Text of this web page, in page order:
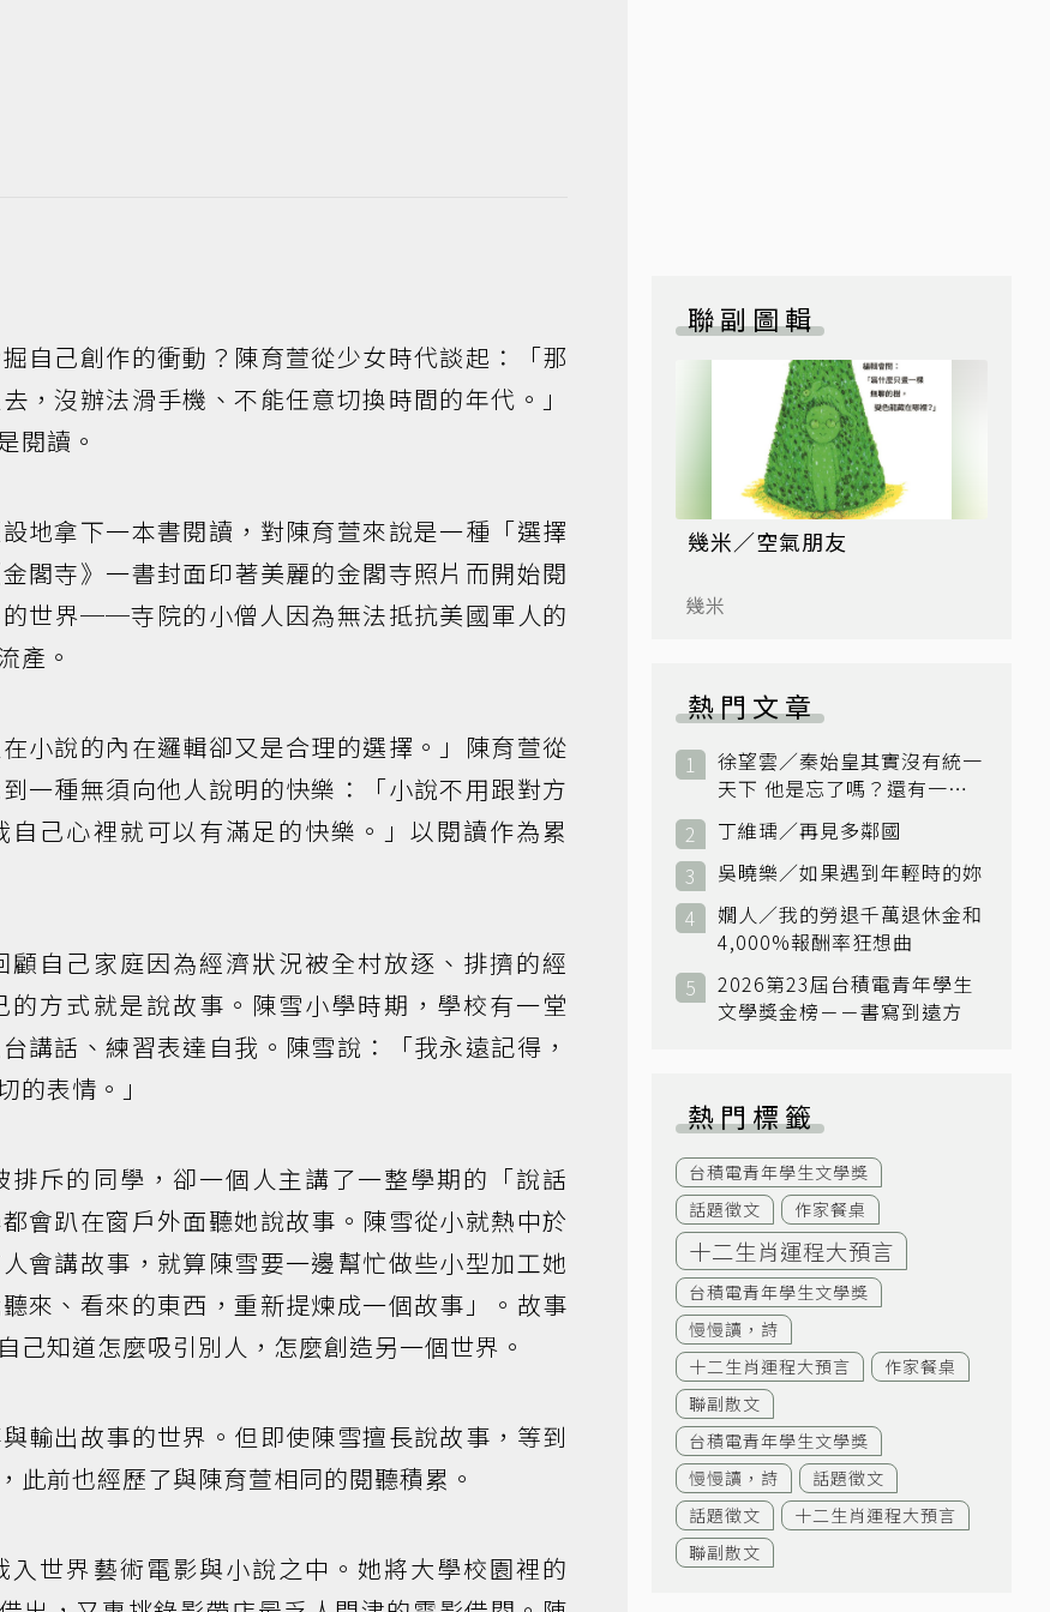
自己創作的衝動？陳育萱從少女時代談起：「那
，沒辦法滑手機、不能任意切換時間的年代。」
閱讀。
地拿下一本書閱讀，對陳育萱來說是一種「選擇
閣寺》一書封面印著美麗的金閣寺照片而開始閱
世界──寺院的小僧人因為無法抵抗美國軍人的
產。
小說的內在邏輯卻又是合理的選擇。」陳育萱從
一種無須向他人說明的快樂：「小說不用跟對方
己心裡就可以有滿足的快樂。」以閱讀作為累
自己家庭因為經濟狀況被全村放逐、排擠的經
方式就是說故事。陳雪小學時期，學校有一堂
講話、練習表達自我。陳雪說：「我永遠記得，
的表情。」
斥的同學，卻一個人主講了一整學期的「說話
會趴在窗戶外面聽她說故事。陳雪從小就熱中於
會講故事，就算陳雪要一邊幫忙做些小型加工她
來、看來的東西，重新提煉成一個故事」。故事
己知道怎麼吸引別人，怎麼創造另一個世界。
輸出故事的世界。但即使陳雪擅長說故事，等到
此前也經歷了與陳育萱相同的閱聽積累。
世界藝術電影與小說之中。她將大學校園裡的
聯副圖輯
幾米／空氣朋友
幾米
熱門文章
徐望雲／秦始皇其實沒有統一
天下 他是忘了嗎？還有一個
小國：衛國
丁維瑀／再見多鄰國
吳曉樂／如果遇到年輕時的妳
嫺人／我的勞退千萬退休金和
4,000%報酬率狂想曲
2026第23屆台積電青年學生
文學獎金榜－－書寫到遠方
熱門標籤
台積電青年學生文學獎
話題徵文
作家餐桌
十二生肖運程大預言
台積電青年學生文學獎
慢慢讀，詩
十二生肖運程大預言
作家餐桌
聯副散文
台積電青年學生文學獎
慢慢讀，詩
話題徵文
話題徵文
十二生肖運程大預言
聯副散文